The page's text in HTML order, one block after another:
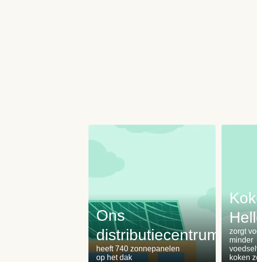
Ons
distributiecentrum
heeft 740 zonnepanelen
op het dak
zorgt
minder
koken